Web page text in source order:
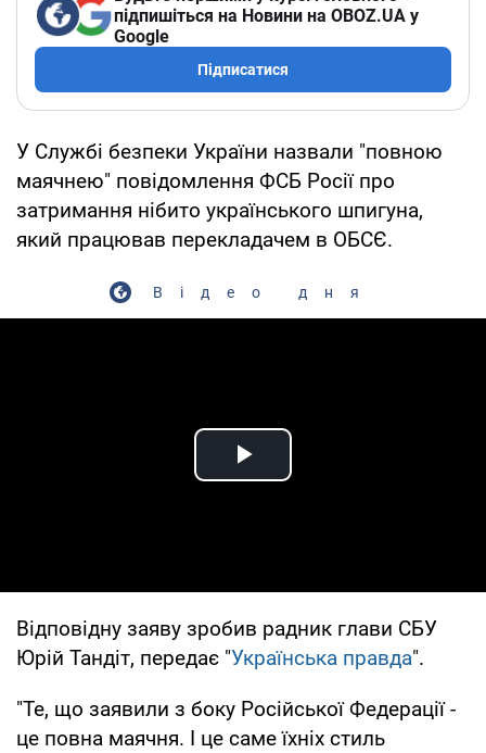
підпишіться на Новини на OBOZ.UA у
Google
Підписатися
У Службі безпеки України назвали "повною
маячнею" повідомлення ФСБ Росії про
затримання нібито українського шпигуна,
який працював перекладачем в ОБСЄ.
Відео дня
Play Video
Відповідну заяву зробив радник глави СБУ
Юрій Тандіт, передає "Українська правда".
"Те, що заявили з боку Російської Федерації -
це повна маячня. І це саме їхніх стиль